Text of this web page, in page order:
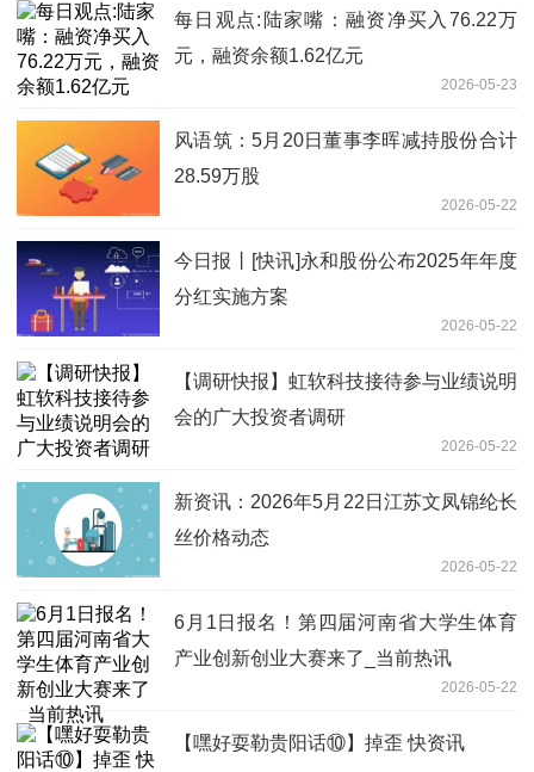
每日观点:陆家嘴：融资净买入76.22万
元，融资余额1.62亿元
2026-05-23
风语筑：5月20日董事李晖减持股份合计
28.59万股
2026-05-22
今日报丨[快讯]永和股份公布2025年年度
分红实施方案
2026-05-22
【调研快报】虹软科技接待参与业绩说明
会的广大投资者调研
2026-05-22
新资讯：2026年5月22日江苏文凤锦纶长
丝价格动态
2026-05-22
6月1日报名！第四届河南省大学生体育
产业创新创业大赛来了_当前热讯
2026-05-22
【嘿好耍勒贵阳话⑩】掉歪 快资讯